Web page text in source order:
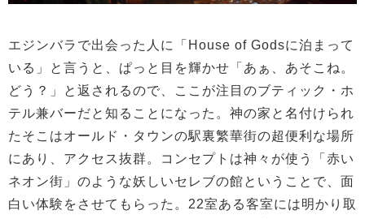
エジンバラで出会った人に「House of Godsに泊まって
いる」と言うと、ぱっと目を輝かせ「あぁ、あそこね。
どう？」と返されるので、ここが注目のブティック・ホ
テル兼バーだと知ることになった。神の家と名付けられ
たそこはオールド・タウンの駅裏繁華街の超便利な場所
にあり、アクセス抜群。コンセプトは神々が使う「赤い
ネオン街」のような妖しいセレブの館ということで、面
白い体験をさせてもらった。22室ある客室には明かり取